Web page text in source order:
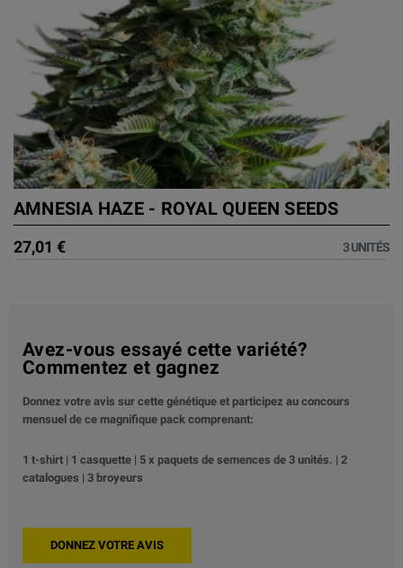
AMNESIA HAZE - ROYAL QUEEN SEEDS
27,01 € 3 UNITÉS
Avez-vous essayé cette variété?
Commentez et gagnez
Donnez votre avis sur cette génétique et participez au concours
mensuel de ce magnifique pack comprenant:
1 t-shirt | 1 casquette | 5 x paquets de semences de 3 unités. | 2
catalogues | 3 broyeurs